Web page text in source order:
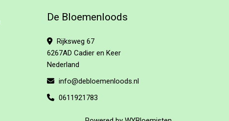
De Bloemenloods
Rijksweg 67
6267AD Cadier en Keer
Nederland
info@debloemenloods.nl
0611921783